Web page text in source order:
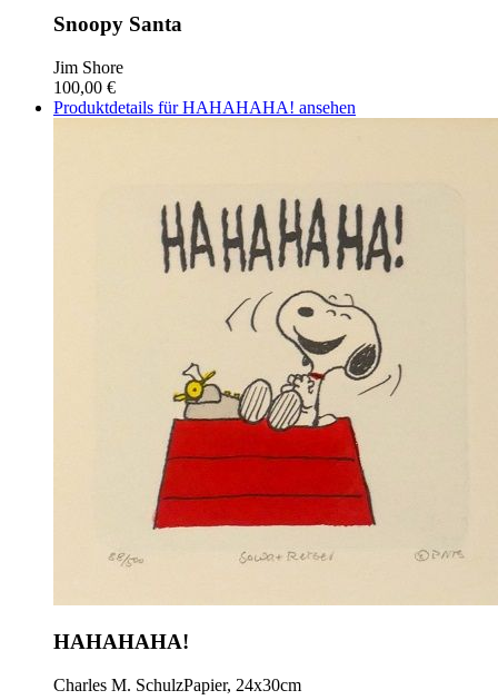
Snoopy Santa
Jim Shore
100,00 €
Produktdetails für HAHAHAHA! ansehen
HAHAHAHA!
Charles M. SchulzPapier, 24x30cm